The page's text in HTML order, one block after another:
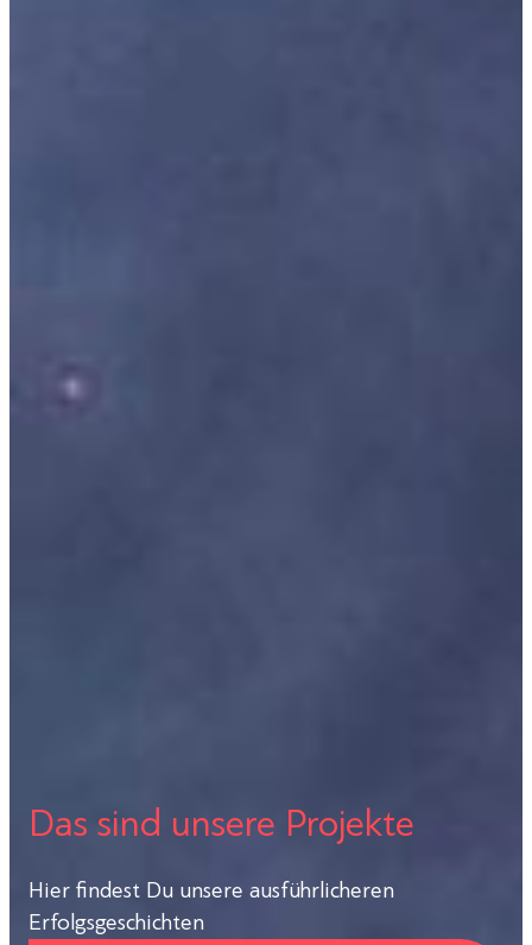
Das sind unsere Projekte
Hier findest Du unsere ausführlicheren
Erfolgsgeschichten